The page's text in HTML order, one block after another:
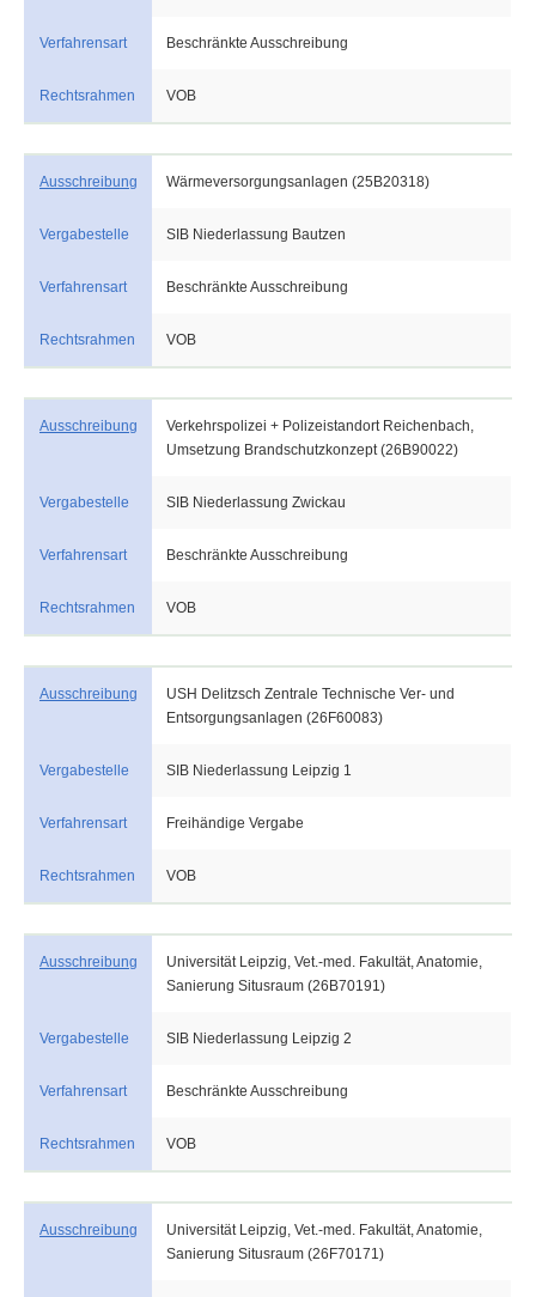
Verfahrensart Beschränkte Ausschreibung
Rechtsrahmen VOB
Ausschreibung Wärmeversorgungsanlagen (25B20318)
Vergabestelle SIB Niederlassung Bautzen
Verfahrensart Beschränkte Ausschreibung
Rechtsrahmen VOB
Ausschreibung
Verkehrspolizei + Polizeistandort Reichenbach,
Umsetzung Brandschutzkonzept (26B90022)
Vergabestelle SIB Niederlassung Zwickau
Verfahrensart Beschränkte Ausschreibung
Rechtsrahmen VOB
Ausschreibung
USH Delitzsch Zentrale Technische Ver- und
Entsorgungsanlagen (26F60083)
Vergabestelle SIB Niederlassung Leipzig 1
Verfahrensart Freihändige Vergabe
Rechtsrahmen VOB
Ausschreibung
Universität Leipzig, Vet.-med. Fakultät, Anatomie,
Sanierung Situsraum (26B70191)
Vergabestelle SIB Niederlassung Leipzig 2
Verfahrensart Beschränkte Ausschreibung
Rechtsrahmen VOB
Ausschreibung
Universität Leipzig, Vet.-med. Fakultät, Anatomie,
Sanierung Situsraum (26F70171)